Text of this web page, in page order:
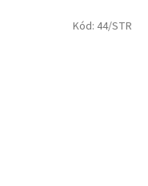
Kód: 44/STR